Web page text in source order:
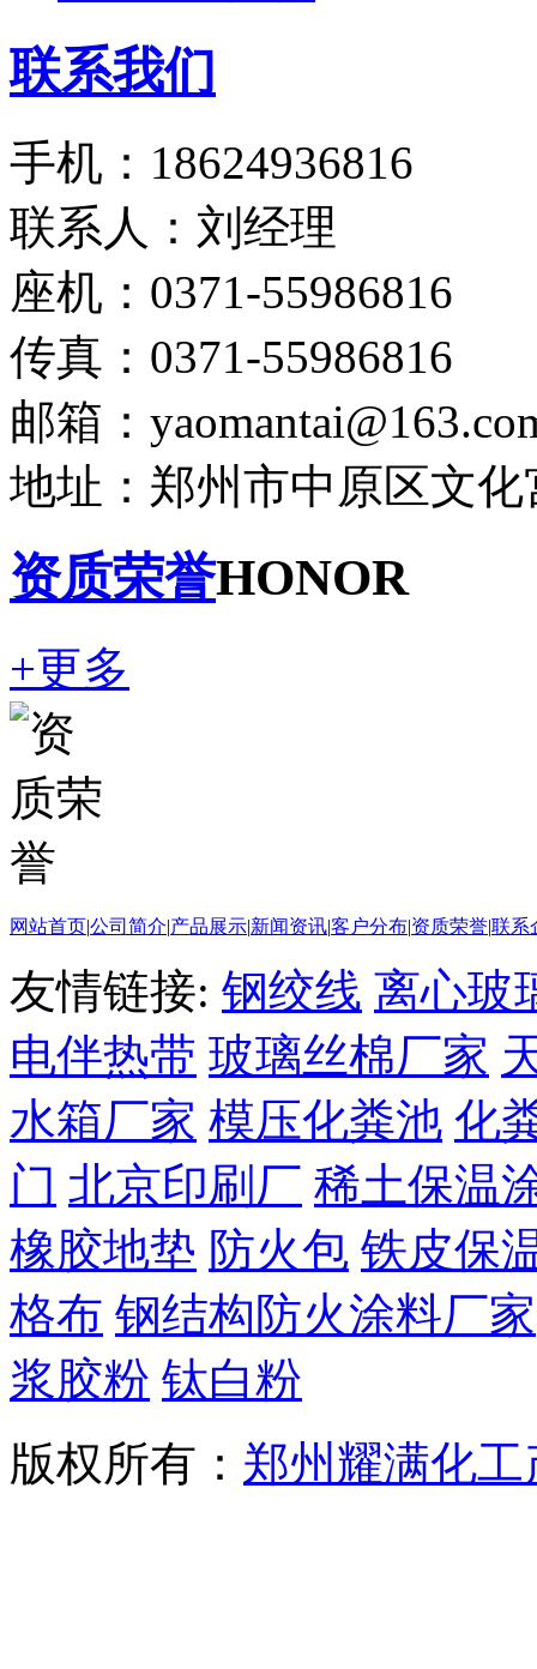
联系我们
手机：18624936816
联系人：刘经理
座机：0371-55986816
传真：0371-55986816
邮箱：
地址：郑州市中原区文化
资质荣誉HONOR
+更多
网站首页|公司简介|产品展示|新闻资讯|客户分布|资质荣誉|联系
友情链接: 钢绞线 离心玻
电伴热带 玻璃丝棉厂家
水箱厂家 模压化粪池 化
门 北京印刷厂 稀土保温
橡胶地垫 防火包 铁皮保
格布 钢结构防火涂料厂家
浆胶粉 钛白粉
版权所有： 郑州耀满化